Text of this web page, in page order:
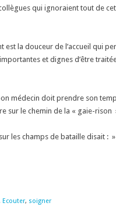
qui ignoraient tout de
est la douceur de l’accueil qui
et dignes d’être
médecin doit prendre son
sur le chemin de la « gaie-rison
les champs de bataille disait : »
Ecouter, soigner